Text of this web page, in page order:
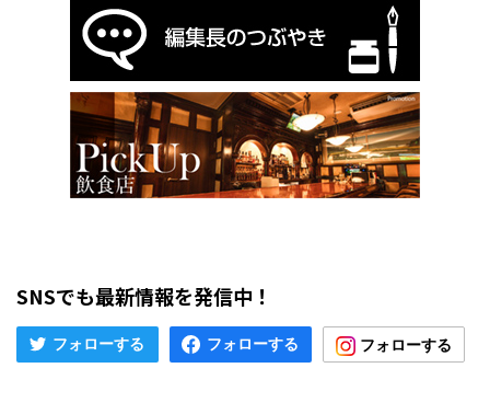
SNSでも最新情報を発信中！